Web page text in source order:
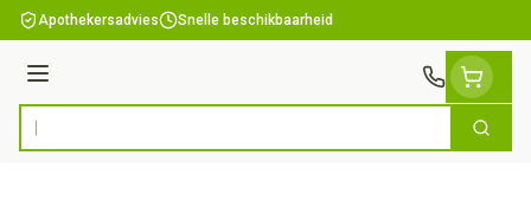
Ga naar de inhoud
Apothekersadvies Snelle beschikbaarheid
Menu
Product, merk, categorie... Zoek